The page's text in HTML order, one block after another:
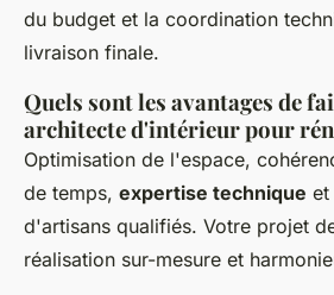
du budget et la coordination
livraison finale.
Quels sont les avantages de
architecte d'intérieur pour
Optimisation de l'espace,
de temps, expertise technique et
d'artisans qualifiés. Votre projet
réalisation sur-mesure et